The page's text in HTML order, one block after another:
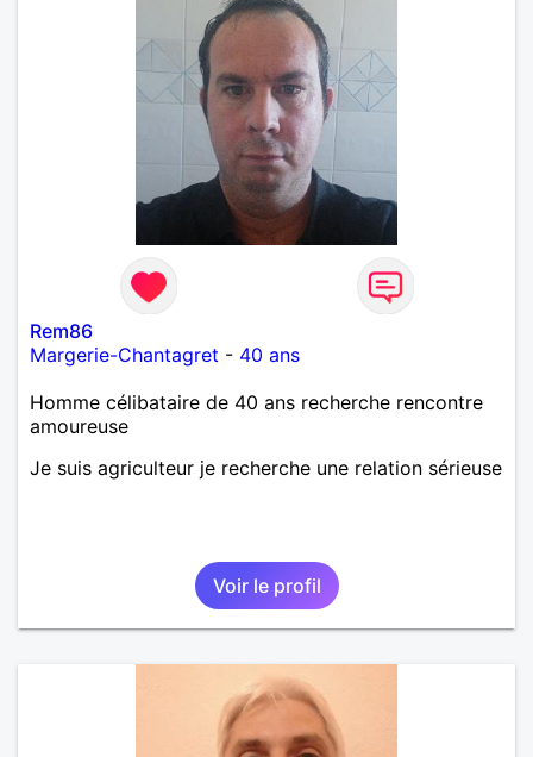
Rem86
Margerie-Chantagret - 40 ans
Homme célibataire de 40 ans recherche rencontre
amoureuse
Je suis agriculteur je recherche une relation sérieuse
Voir le profil